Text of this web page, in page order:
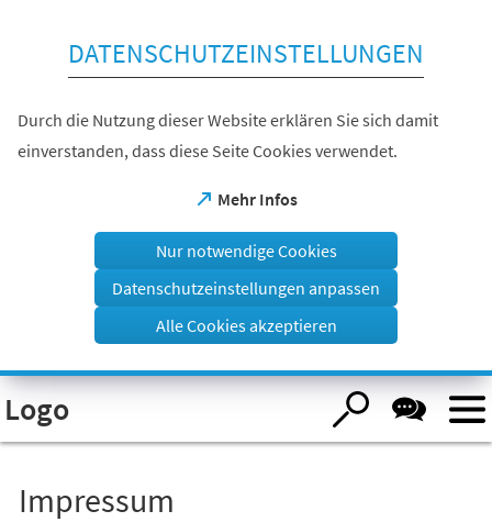
Visuelle
Assistenzsoftware
öffnen.
DATENSCHUTZEINSTELLUNGEN
Durch die Nutzung dieser Website erklären Sie sich damit
einverstanden, dass diese Seite Cookies verwendet.
Mehr Infos
(Öffnet
einem
Tab)
Nur notwendige Cookies
Datenschutzeinstellungen anpassen
Alle Cookies akzeptieren
Logo
Impressum